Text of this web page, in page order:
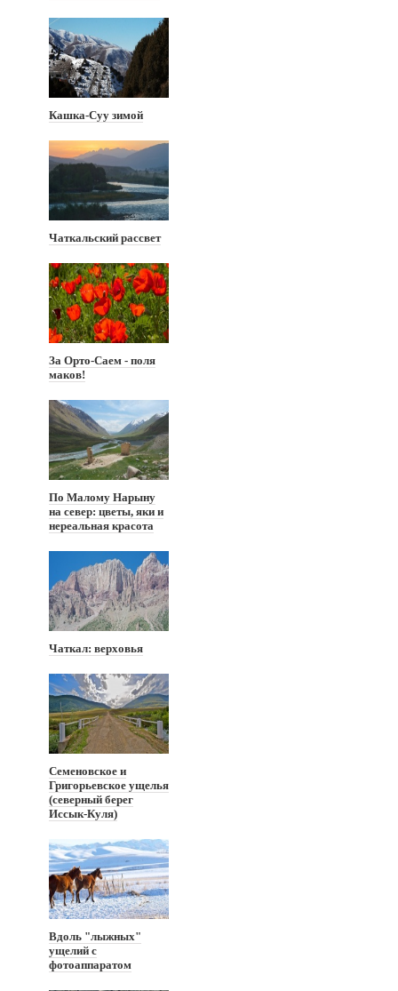
Кашка-Суу зимой
Чаткальский рассвет
За Орто-Саем - поля
маков!
По Малому Нарыну
на север: цветы, яки и
нереальная красота
Чаткал: верховья
Семеновское и
Григорьевское ущелья
(северный берег
Иссык-Куля)
Вдоль "лыжных"
ущелий с
фотоаппаратом